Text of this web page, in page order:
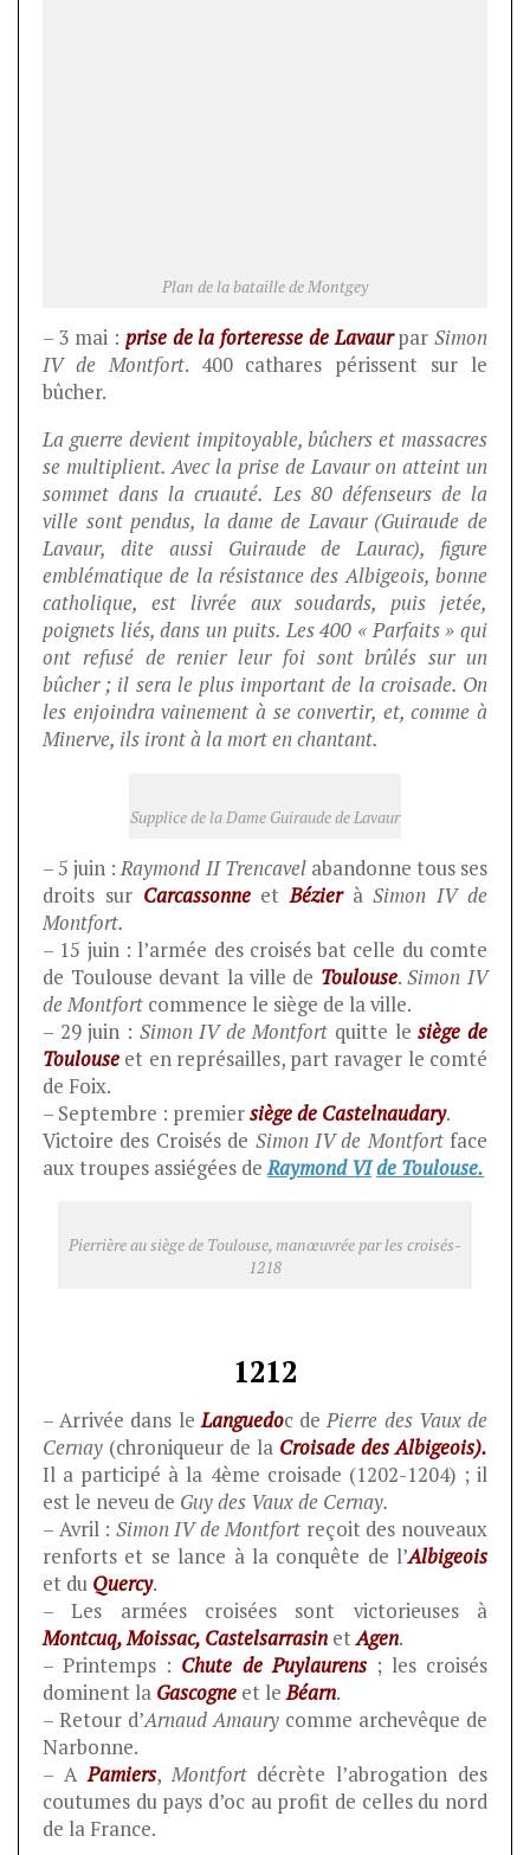
Plan de la bataille de Montgey
– 3 mai : prise de la forteresse de Lavaurpar Simon
IV de Montfort. 400 cathares périssent sur le
bûcher.
La guerre devient impitoyable, bûchers et massacres
se multiplient. Avec la prise de Lavaur on atteint un
sommet dans la cruauté. Les 80 défenseurs de la
ville sont pendus, la dame de Lavaur (Guiraude de
Lavaur, dite aussi Guiraude de Laurac), figure
emblématique de la résistance des Albigeois, bonne
catholique, est livrée aux soudards, puis jetée,
poignets liés, dans un puits. Les 400 « Parfaits » qui
ont refusé de renier leur foi sont brûlés sur un
bûcher ; il sera le plus important de la croisade. On
les enjoindra vainement à se convertir, et, comme à
Minerve, ils iront à la mort en chantant.
Supplice de la Dame Guiraude de Lavaur
– 5 juin :Raymond II Trencavelabandonne tous ses
droits sur Carcassonneet BézieràSimon IV de
Montfort.
– 15 juin : l’armée des croisés bat celle du comte
de Toulouse devant la ville de Toulouse.Simon IV
de Montfort commence le siège de la ville.
– 29 juin : Simon IV de Montfort quitte lesiège de
Toulouse et en représailles, part ravager le comté
de Foix.
– Septembre : premiersiège de Castelnaudary.
Victoire des Croisés de Simon IV de Montfortface
aux troupes assiégées deRaymond VIde Toulouse.
Pierrière au siège de Toulouse, manœuvrée par les croisés-
1218
1212
– Arrivée dans leLanguedoc dePierre des Vaux de
Cernay (chroniqueur de la Croisade des Albigeois).
Il a participé à la 4ème croisade (1202-1204) ; il
est le neveu de Guy des Vaux de Cernay.
– Avril : Simon IV de Montfort reçoit des nouveaux
renforts et se lance à la conquête de l’Albigeois
et du Quercy.
– Les armées croisées sont victorieuses à
Montcuq, Moissac, Castelsarrasin etAgen.
– Printemps : Chute de Puylaurens; les croisés
dominent la Gascogne et leBéarn.
– Retour d’Arnaud Amaury comme archevêque de
Narbonne.
– APamiers,Montfortdécrète l’abrogation des
coutumes du pays d’oc au profit de celles du nord
de la France.